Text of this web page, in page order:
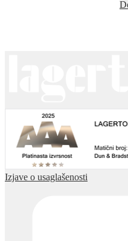
Izjave o usaglašenosti